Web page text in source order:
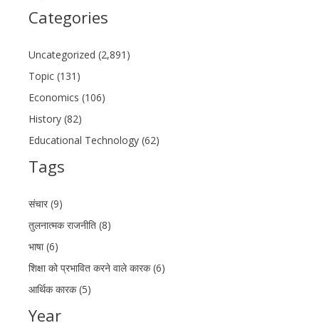
Categories
Uncategorized (2,891)
Topic (131)
Economics (106)
History (82)
Educational Technology (62)
Tags
संचार (9)
तुलनात्मक राजनीति (8)
भाषा (6)
शिक्षा को प्रभावित करने वाले कारक (6)
आर्थिक कारक (5)
Year